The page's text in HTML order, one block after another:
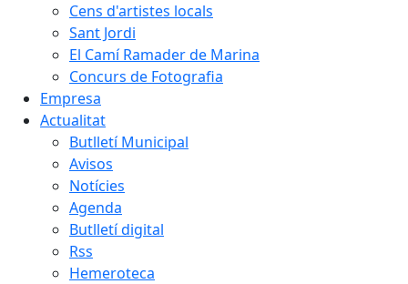
Cens d'artistes locals
Sant Jordi
El Camí Ramader de Marina
Concurs de Fotografia
Empresa
Actualitat
Butlletí Municipal
Avisos
Notícies
Agenda
Butlletí digital
Rss
Hemeroteca